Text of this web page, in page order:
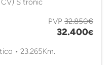
PVP 32.850€
32.400€
• 23.265Km.